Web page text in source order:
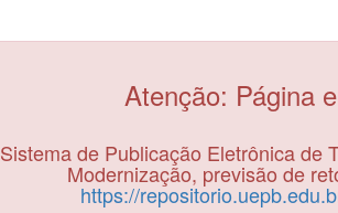
Atenção: Página
Sistema de Publicação Eletrônica de
Modernização, previsão de
https://